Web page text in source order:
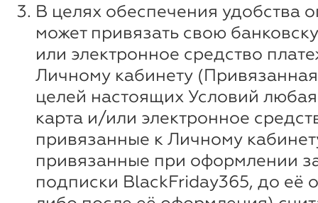
В целях обеспечения удобства
может привязать свою
или электронное средство
Личному кабинету
целей настоящих Условий
карта и/или электронное
привязанные к Личному
привязанные при оформлении
подписки BlackFriday365, до её